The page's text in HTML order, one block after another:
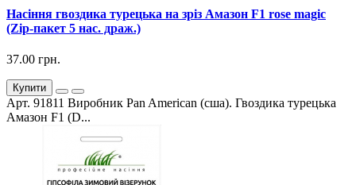
Насіння гвоздика турецька на зріз Амазон F1 rose magic
(Zip-пакет 5 нас. драж.)
37.00 грн.
Купити
Арт. 91811 Виробник Pan American (сша). Гвоздика турецька
Амазон F1 (D...